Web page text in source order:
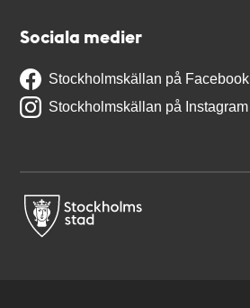
Sociala medier
Stockholmskällan på Facebook
Stockholmskällan på Instagram